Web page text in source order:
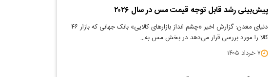
پیش‌بینی رشد قابل توجه قیمت مس در سال‌ ۲۰۲۶
دنیای معدن: گزارش اخیر «چشم انداز بازارهای کالایی» بانک جهانی که بازار ۴۶
کالا را مورد بررسی قرار می‌دهد در بخش مس به…
۷ خرداد ۱۴۰۵